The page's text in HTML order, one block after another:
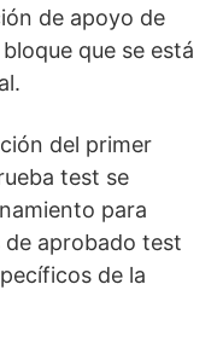
de apoyo de
que se está
del primer
test se
para
aprobado test
de la